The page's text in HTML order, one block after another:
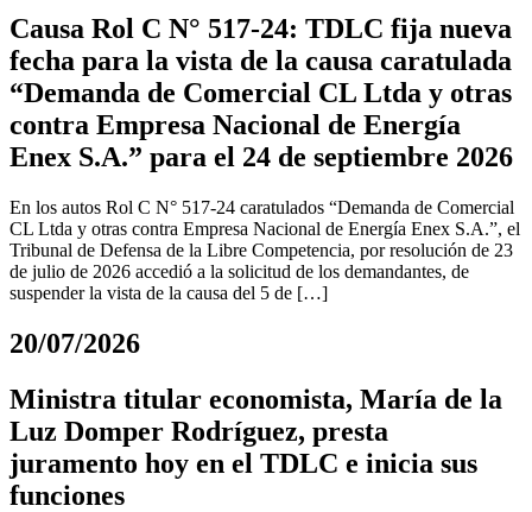
Causa Rol C N° 517-24: TDLC fija nueva
fecha para la vista de la causa caratulada
“Demanda de Comercial CL Ltda y otras
contra Empresa Nacional de Energía
Enex S.A.” para el 24 de septiembre 2026
En los autos Rol C N° 517-24 caratulados “Demanda de Comercial
CL Ltda y otras contra Empresa Nacional de Energía Enex S.A.”, el
Tribunal de Defensa de la Libre Competencia, por resolución de 23
de julio de 2026 accedió a la solicitud de los demandantes, de
suspender la vista de la causa del 5 de […]
20/07/2026
Ministra titular economista, María de la
Luz Domper Rodríguez, presta
juramento hoy en el TDLC e inicia sus
funciones